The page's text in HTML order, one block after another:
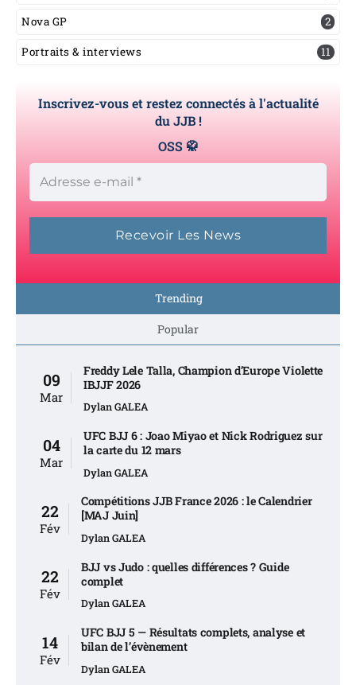
Nova GP 2
Portraits & interviews 11
Inscrivez-vous et restez connectés à l'actualité
du JJB !
OSS 🥋
Trending
Popular
09
Mar
Freddy Lele Talla, Champion d’Europe Violette
IBJJF 2026
Dylan GALEA
04
Mar
UFC BJJ 6 : Joao Miyao et Nick Rodriguez sur
la carte du 12 mars
Dylan GALEA
22
Fév
Compétitions JJB France 2026 : le Calendrier
[MAJ Juin]
Dylan GALEA
22
Fév
BJJ vs Judo : quelles différences ? Guide
complet
Dylan GALEA
14
Fév
UFC BJJ 5 — Résultats complets, analyse et
bilan de l’évènement
Dylan GALEA